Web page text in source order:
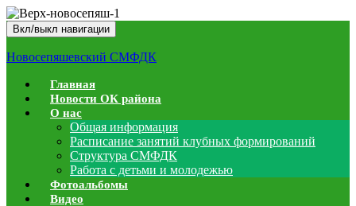
Вкл/выкл навигации
Новосепяшевский СМФДК
Главная
Новости ОК района
О нас
Общая информация
Расписание занятий клубных формирований
Структура СМФДК
Работа с детьми и молодежью
Фотоальбомы
Видео